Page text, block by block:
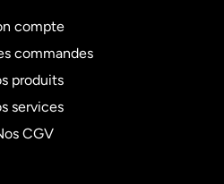
compte
commandes
produits
services
CGV